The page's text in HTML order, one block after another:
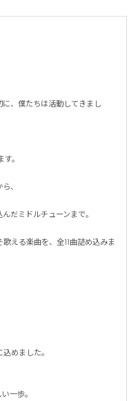
、僕たちは活動してきまし
。
、
だミドルチューンまで。
える楽曲を、全11曲詰め込みま
めました。
一歩。